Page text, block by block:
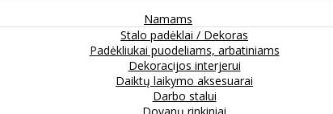
Namams
Stalo padėklai / Dekoras
Padėkliukai puodeliams, arbatiniams
Dekoracijos interjerui
Daiktų laikymo aksesuarai
Darbo stalui
Dovanų rinkiniai